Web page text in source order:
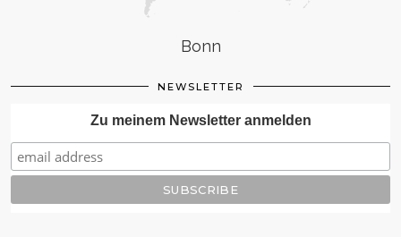
Bonn
NEWSLETTER
Zu meinem Newsletter anmelden